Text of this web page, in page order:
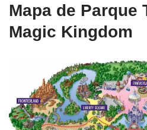
Mapa de Parque
Magic Kingdom